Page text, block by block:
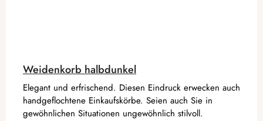
Weidenkorb halbdunkel
Elegant und erfrischend. Diesen Eindruck erwecken auch
handgeflochtene Einkaufskörbe. Seien auch Sie in
gewöhnlichen Situationen ungewöhnlich stilvoll.